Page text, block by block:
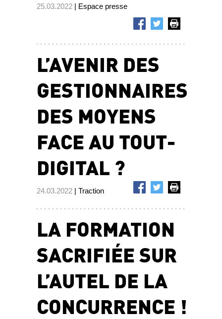
25.03.2022 | Espace presse
L’AVENIR DES
GESTIONNAIRES
DES MOYENS
FACE AU TOUT-
DIGITAL ?
24.03.2022 | Traction
LA FORMATION
SACRIFIÉE SUR
L’AUTEL DE LA
CONCURRENCE !